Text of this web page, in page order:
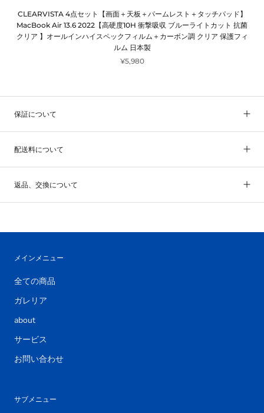
CLEARVISTA 4点セット【画面＋天板＋パームレスト＋タッチパッド】
MacBook Air 13.6 2022【高硬度10H 衝撃吸収 ブルーライトカット 抗菌
クリア 】オールインハイスペックフィルム＋カーボン調 クリア 保護フィ
ルム 日本製
¥5,980
保証について
配送料について
返品、交換について
メインメニュー
全ての商品
ガレリア
about
サービス
お問い合わせ
サブメニュー